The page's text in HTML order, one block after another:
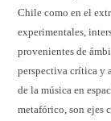
Chile como en el
experimentales,
provenientes de
perspectiva crítica y
de la música en
metafórico, son ejes